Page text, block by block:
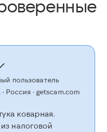
пользователь
· Россия · getscam.com
коварная.
налоговой